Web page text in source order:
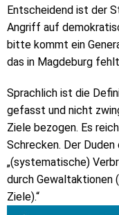
Entscheidend ist der
Angriff auf
bitte kommt ein
das in Magdeburg
Sprachlich ist die
gefasst und nicht
Ziele bezogen. Es
Schrecken. Der
„(systematische)
durch Gewaltaktionen
Ziele).“